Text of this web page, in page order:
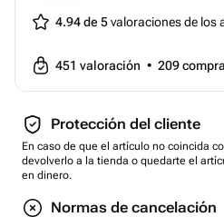
4.94 de 5valoraciones de los
451 valoración • 209
Protección del cliente
En caso de que el artículo no coincida
devolverlo a la tienda o quedarte el
en dinero.
Normas de cancelación